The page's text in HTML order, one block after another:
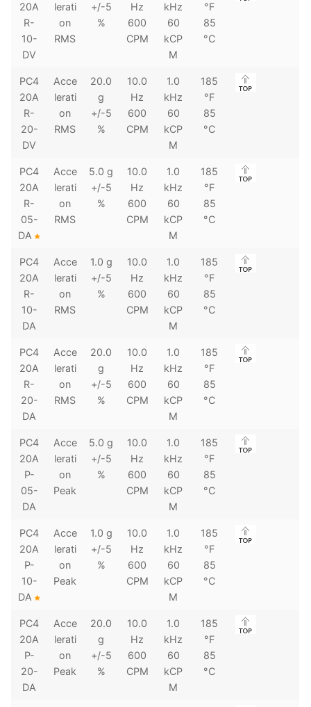
20A
R-
10-
DV
lerati
on
RMS
+/-5
%
Hz
600
CPM
kHz
60
kCP
M
°F
85
°C
PC4
20A
R-
20-
DV
Acce
lerati
on
RMS
20.0
g
+/-5
%
10.0
Hz
600
CPM
1.0
kHz
60
kCP
M
185
°F
85
°C
PC4
20A
R-
05-
DA
Acce
lerati
on
RMS
5.0 g
+/-5
%
10.0
Hz
600
CPM
1.0
kHz
60
kCP
M
185
°F
85
°C
PC4
20A
R-
10-
DA
Acce
lerati
on
RMS
1.0 g
+/-5
%
10.0
Hz
600
CPM
1.0
kHz
60
kCP
M
185
°F
85
°C
PC4
20A
R-
20-
DA
Acce
lerati
on
RMS
20.0
g
+/-5
%
10.0
Hz
600
CPM
1.0
kHz
60
kCP
M
185
°F
85
°C
PC4
20A
P-
05-
DA
Acce
lerati
on
Peak
5.0 g
+/-5
%
10.0
Hz
600
CPM
1.0
kHz
60
kCP
M
185
°F
85
°C
PC4
20A
P-
10-
DA
Acce
lerati
on
Peak
1.0 g
+/-5
%
10.0
Hz
600
CPM
1.0
kHz
60
kCP
M
185
°F
85
°C
PC4
20A
P-
20-
DA
Acce
lerati
on
Peak
20.0
g
+/-5
%
10.0
Hz
600
CPM
1.0
kHz
60
kCP
M
185
°F
85
°C